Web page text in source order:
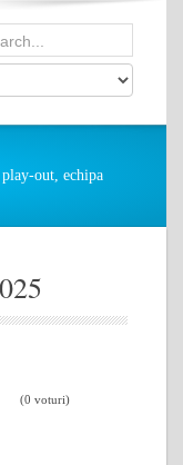
out, echipa
(0 voturi)